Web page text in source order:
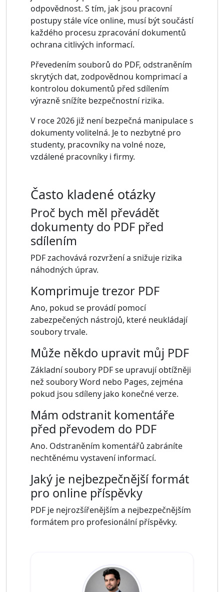
odpovědnost. S tím, jak jsou pracovní
postupy stále více online, musí být součástí
každého procesu zpracování dokumentů
ochrana citlivých informací.
Převedením souborů do PDF, odstraněním
skrytých dat, zodpovědnou komprimací a
kontrolou dokumentů před sdílením
výrazně snížíte bezpečnostní rizika.
V roce 2026 již není bezpečná manipulace s
dokumenty volitelná. Je to nezbytné pro
studenty, pracovníky na volné noze,
vzdálené pracovníky i firmy.
Často kladené otázky
Proč bych měl převádět
dokumenty do PDF před
sdílením
PDF zachovává rozvržení a snižuje rizika
náhodných úprav.
Komprimuje trezor PDF
Ano, pokud se provádí pomocí
zabezpečených nástrojů, které neukládají
soubory trvale.
Může někdo upravit můj PDF
Základní soubory PDF se upravují obtížněji
než soubory Word nebo Pages, zejména
pokud jsou sdíleny jako konečné verze.
Mám odstranit komentáře
před převodem do PDF
Ano. Odstraněním komentářů zabráníte
nechtěnému vystavení informací.
Jaký je nejbezpečnější formát
pro online příspěvky
PDF je nejrozšířenějším a nejbezpečnějším
formátem pro profesionální příspěvky.